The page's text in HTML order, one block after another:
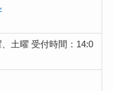
土曜 受付時間：14:0